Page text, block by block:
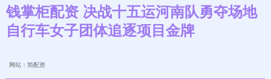
钱掌柜配资 决战十五运河南队勇夺场地
自行车女子团体追逐项目金牌
网站：简配资